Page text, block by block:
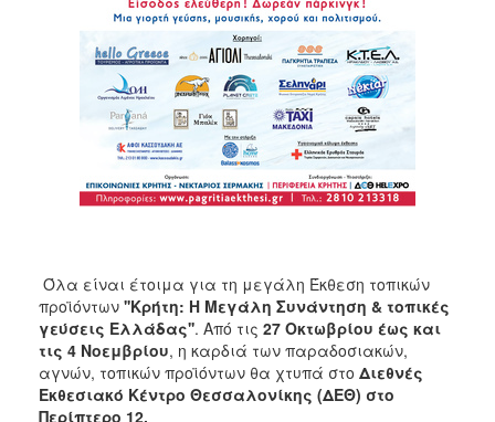
Όλα είναι έτοιμα για τη μεγάλη Έκθεση τοπικών
προϊόντων ''Κρήτη: Η Μεγάλη Συνάντηση & τοπικές
γεύσεις Ελλάδας''. Από τις 27 Οκτωβρίου έως και
τις 4 Νοεμβρίου, η καρδιά των παραδοσιακών,
αγνών, τοπικών προϊόντων θα χτυπά στο Διεθνές
Εκθεσιακό Κέντρο Θεσσαλονίκης (ΔΕΘ) στο
Περίπτερο 12.